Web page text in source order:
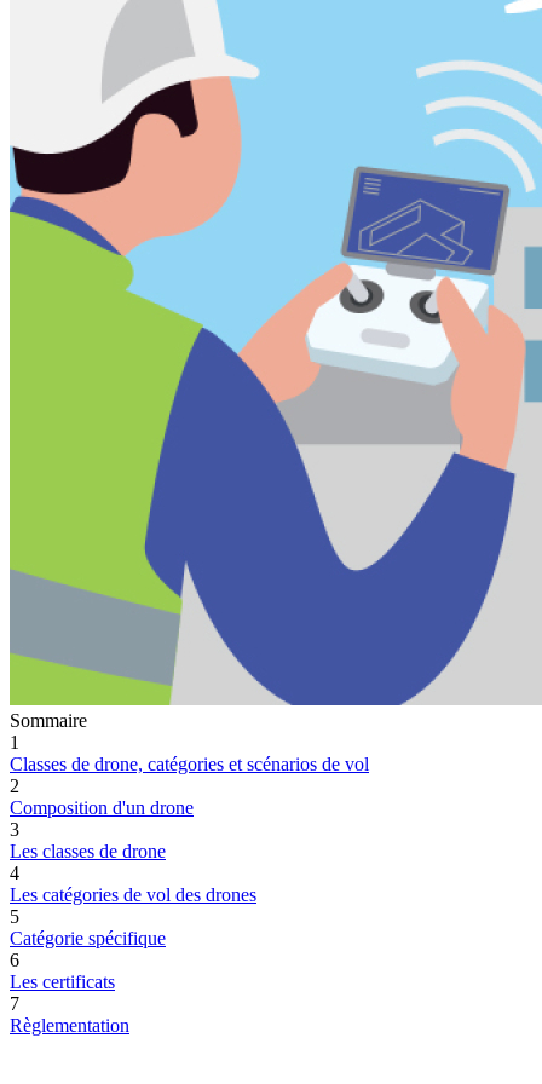
Sommaire
1
Classes de drone, catégories et scénarios de vol
2
Composition d'un drone
3
Les classes de drone
4
Les catégories de vol des drones
5
Catégorie spécifique
6
Les certificats
7
Règlementation